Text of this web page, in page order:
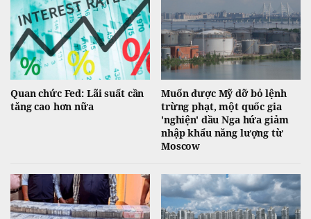
Quan chức Fed: Lãi suất cần
tăng cao hơn nữa
Muốn được Mỹ dỡ bỏ lệnh
trừng phạt, một quốc gia
'nghiện' dầu Nga hứa giảm
nhập khẩu năng lượng từ
Moscow